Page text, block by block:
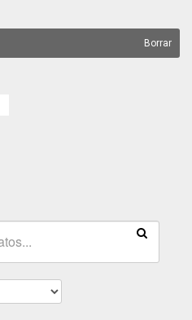
Borrar